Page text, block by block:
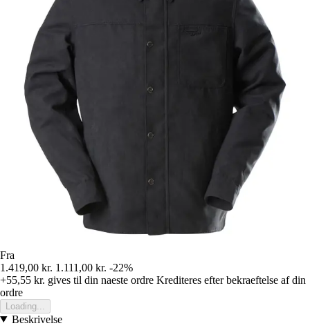
Fra
1.419,00 kr. 1.111,00 kr. -22%
+55,55 kr. gives til din naeste ordre Krediteres efter bekraeftelse af din
ordre
Loading...
Beskrivelse